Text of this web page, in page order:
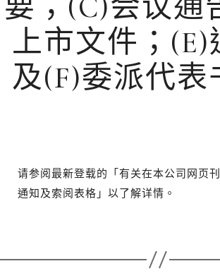
上市文件；(E)
及(F)委派代表
请参阅最新登载的「有关在本公司网页
通知及索阅表格」以了解详情。